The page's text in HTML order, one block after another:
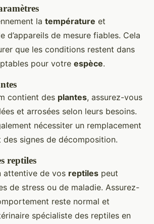
la température et
d’appareils de mesure fiables. Cela
que les conditions restent dans
pour votre espèce.
contient des plantes, assurez-vous
et arrosées selon leurs besoins.
nécessiter un remplacement
des signes de décomposition.
reptiles
attentive de vos reptiles peut
de stress ou de maladie. Assurez-
reste normal et
spécialiste des reptiles en